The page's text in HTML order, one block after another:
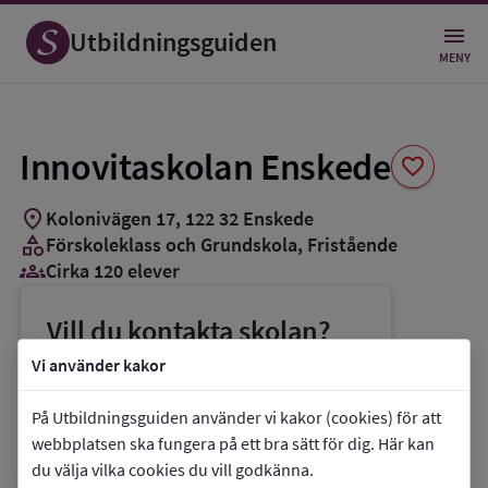
Vi använder kakor
På Utbildningsguiden använder vi kakor (cookies) för att
webbplatsen ska fungera på ett bra sätt för dig. Här kan
du välja vilka cookies du vill godkänna.
Utbildningsguiden MENY
Innovitaskolan Enskede favorite
Spara
som
favorit
location_on Kolonivägen 17, 122 32 Enskede
categoryFörskoleklass och Grundskola, Fristående
groups_3Cirka 120 elever
Vill du kontakta skolan?
phoneTelefon:076-8852180
E-post: enskede@innovitaskolan.se
link Webbplats:Innovitaskolan Enskede